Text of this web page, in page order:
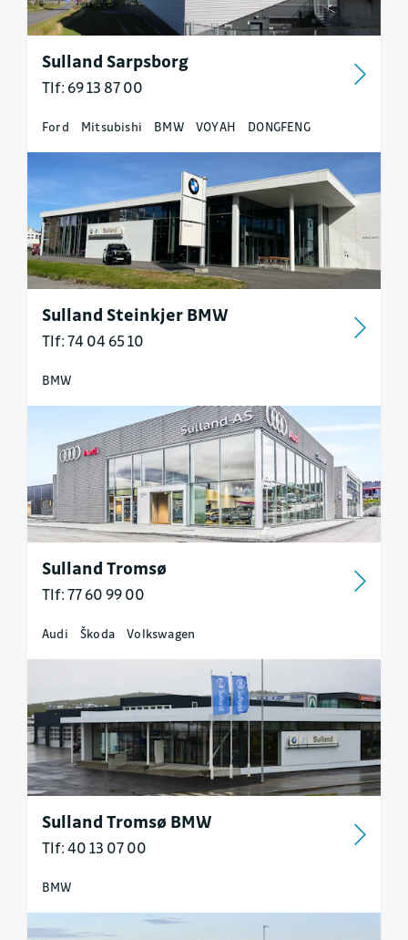
Sulland Sarpsborg
Tlf: 69 13 87 00
Ford Mitsubishi BMW VOYAH DONGFENG
Sulland Steinkjer BMW
Tlf: 74 04 65 10
BMW
Sulland Tromsø
Tlf: 77 60 99 00
Audi Škoda Volkswagen
Sulland Tromsø BMW
Tlf: 40 13 07 00
BMW